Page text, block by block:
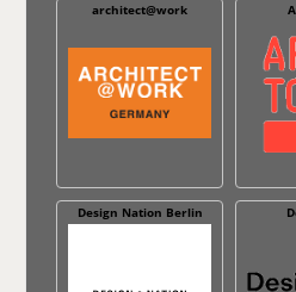
architect@work
Design Nation Berlin